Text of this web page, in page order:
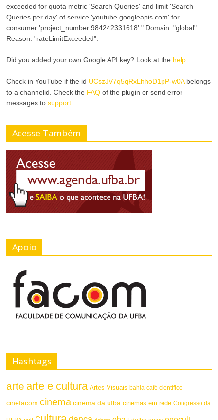
exceeded for quota metric 'Search Queries' and limit 'Search
Queries per day' of service 'youtube.googleapis.com' for
consumer 'project_number:984242331618'." Domain: "global".
Reason: "rateLimitExceeded".
Did you added your own Google API key? Look at the help
Check in YouTube if the id UCszJV7q5qRxLhhoD1pP-w0Abelongs
to a channelid. Check the FAQ of the plugin or send error
messages tosupport
Acesse Também
Apoio
Hashtags
arte arte e cultura Artes Visuais bahia café científico
cinefacom cinema cinema da ufba cinemas em rede Congresso da